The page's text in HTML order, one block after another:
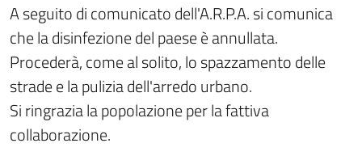
A seguito di comunicato dell'A.R.P.A. si comunica
che la disinfezione del paese è annullata.
Procederà, come al solito, lo spazzamento delle
strade e la pulizia dell'arredo urbano.
Si ringrazia la popolazione per la fattiva
collaborazione.